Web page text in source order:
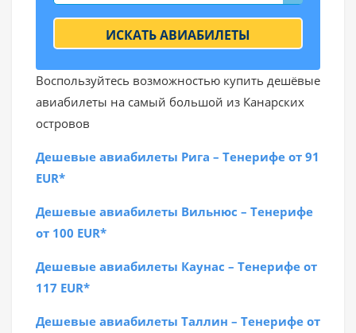
ИСКАТЬ АВИАБИЛЕТЫ
Воспользуйтесь возможностью купить дешёвые
авиабилеты на самый большой из Канарских
островов
Дешевые авиабилеты Рига – Тенерифе от 91
EUR*
Дешевые авиабилеты Вильнюс – Тенерифе
от 100 EUR*
Дешевые авиабилеты Каунас – Тенерифе от
117 EUR*
Дешевые авиабилеты Таллин – Тенерифе от